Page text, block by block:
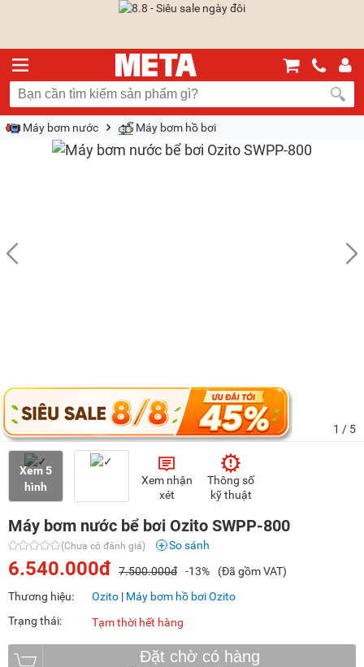
Máy bơm nước Máy bơm hồ bơi
1 / 5
Xem 5
hình
Xem nhận
xét
Thông số
kỹ thuật
Máy bơm nước bể bơi Ozito SWPP-800
(Chưa có đánh giá) So sánh
6.540.000đ 7.500.000đ -13%
(Đã gồm VAT)
Thương hiệu:
Ozito | Máy bơm hồ bơi Ozito
Trạng thái:
Tạm thời hết hàng
Đặt chờ có hàng